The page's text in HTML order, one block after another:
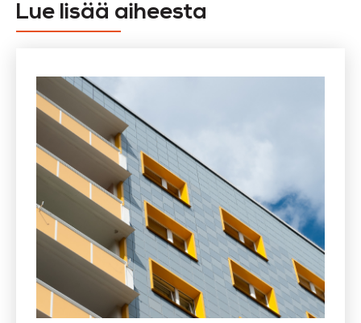
Lue lisää aiheesta